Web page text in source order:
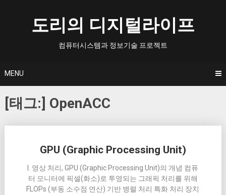
도리의 디지털라이프
컴퓨터시스템과 정보기술 프로젝트
MENU
[태그:] OpenACC
GPU (Graphic Processing Unit)
I. 영상 처리, GPU (Graphic Processing Unit)의 개념 컴퓨
터 모니터에 픽셀(화소)로 투영되는 그래픽 처리를 위해
FLOPs (부동 소수점 연산) 기반 병렬 처리 특화 처리 장치
navigation